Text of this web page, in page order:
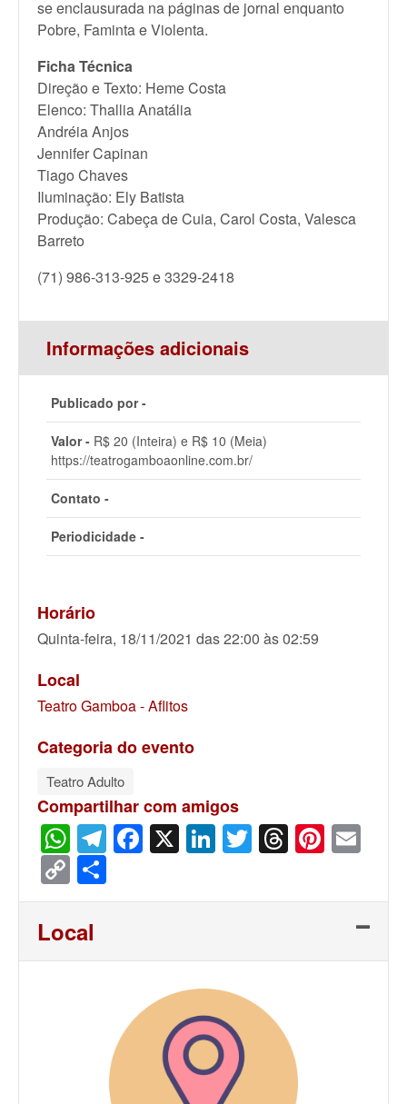
se enclausurada na páginas de jornal enquanto
Pobre, Faminta e Violenta.
Ficha Técnica
Direção e Texto: Heme Costa
Elenco: Thallia Anatália
Andréia Anjos
Jennifer Capinan
Tiago Chaves
Iluminação: Ely Batista
Produção: Cabeça de Cuia, Carol Costa, Valesca
Barreto
(71) 986-313-925 e 3329-2418
Informações adicionais
Publicado por -
Valor - R$ 20 (Inteira) e R$ 10 (Meia)
https://teatrogamboaonline.com.br/
Contato -
Periodicidade -
Horário
Quinta-feira, 18/11/2021 das 22:00 às 02:59
Local
Teatro Gamboa - Aflitos
Categoria do evento
Teatro Adulto
Compartilhar com amigos
WhatsApp
Telegram
Facebook
X LinkedIn
Twitter
Threads
Copy
Link
Local